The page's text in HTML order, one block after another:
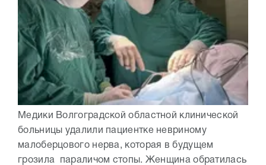
Медики Волгоградской областной клинической
больницы удалили пациентке невриному
малоберцового нерва, которая в будущем
грозила параличом стопы. Женщина обратилась